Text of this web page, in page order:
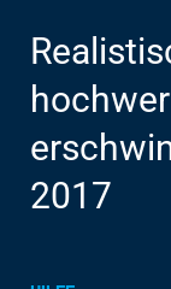
2017